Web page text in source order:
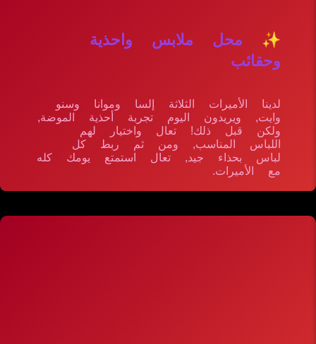
✨ محل ملابس واحذية
وحقائب
لدينا الأميرات الثلاثة إلسا وموانا وسنو
وايت, ويريدون اليوم تجربة أحذية الموضة,
ولكن قبل ذلك! تعال واختيار لهم
اللباس المناسب, ومن ثم ربط كل
لباس بحذاء جيد, تعال استمتع يومك كله
مع الأميرات.